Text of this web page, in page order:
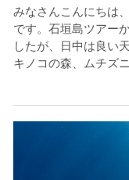
みなさんこんにちは
です。石垣島ツアー
したが、日中は良い
キノコの森、ムチ
クジラへのスト
リー人数を制限
の順番はガイドが
て準備してくださ
クジラの観察は
す。クジラによっ
げてしまう場合
時やガイドの指
ィンキックなど